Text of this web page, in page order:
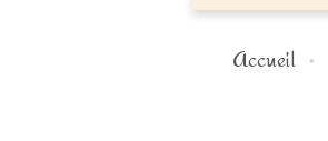
Accueil